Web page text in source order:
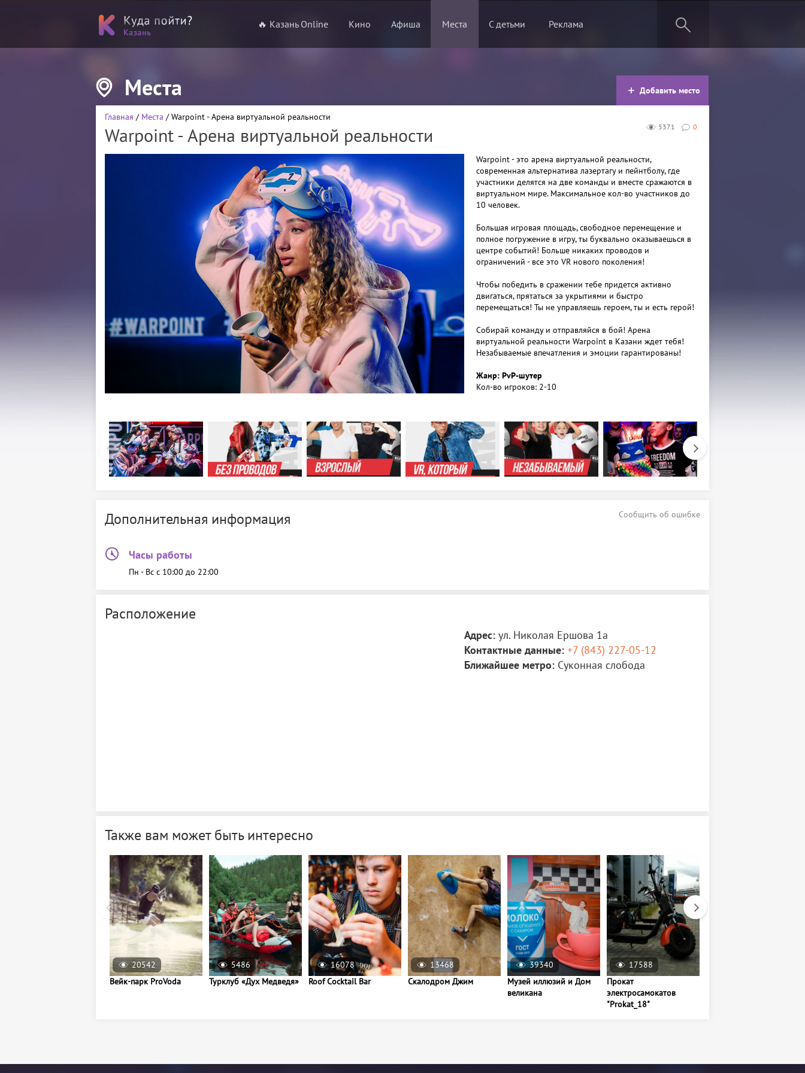
🔥 Казань Online Кино Афиша Места С детьми Реклама
Места Добавить место
0
5371
Главная / Места / Warpoint - Арена виртуальной реальности
Warpoint - Арена виртуальной реальности
Warpoint - это арена виртуальной реальности,
современная альтернатива лазертагу и пейнтболу, где
участники делятся на две команды и вместе сражаются в
виртуальном мире. Максимальное кол-во участников до
10 человек.
Большая игровая площадь, свободное перемещение и
полное погружение в игру, ты буквально оказываешься в
центре событий! Больше никаких проводов и
ограничений - все это VR нового поколения!
Чтобы победить в сражении тебе придется активно
двигаться, прятаться за укрытиями и быстро
перемещаться! Ты не управляешь героем, ты и есть герой!
Собирай команду и отправляйся в бой! Арена
виртуальной реальности Warpoint в Казани ждет тебя!
Незабываемые впечатления и эмоции гарантированы!
Жанр: PvP-шутер
Кол-во игроков: 2-10
Кол-во видов оружия: 15
Возрастные ограничения: 6+
Длительность : 60 минут
https://kazan.warpoint.ru/
Сообщить об ошибке
Дополнительная информация
Часы работы
Пн - Вс c 10:00 до 22:00
Расположение
Адрес: ул. Николая Ершова 1а
Контактные данные: +7 (843) 227-05-12
Ближайшее метро: Суконная слобода
Также вам может быть интересно
20542
Вейк-парк ProVoda
5486
Турклуб «Дух Медведя»
16078
Roof Cocktail Bar
13468
Скалодром Джим
39340
Музей иллюзий и Дом
великана
17588
Прокат
электросамокатов
"Prokat_18"